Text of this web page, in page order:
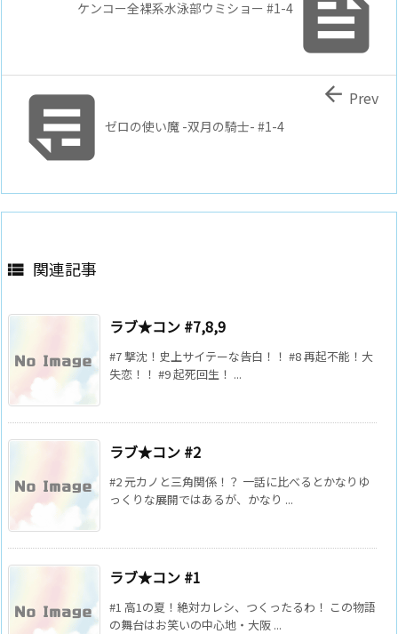

ケンコー全裸系水泳部ウミショー #1-4
ゼロの使い魔 -双月の騎士- #1-4
 Prev
 関連記事
ラブ★コン #7,8,9
#7 撃沈！史上サイテーな告白！！ #8 再起不能！大
失恋！！ #9 起死回生！ ...
ラブ★コン #2
#2 元カノと三角関係！？ 一話に比べるとかなりゆ
っくりな展開ではあるが、かなり ...
ラブ★コン #1
#1 高1の夏！絶対カレシ、つくったるわ！ この物語
の舞台はお笑いの中心地・大阪 ...